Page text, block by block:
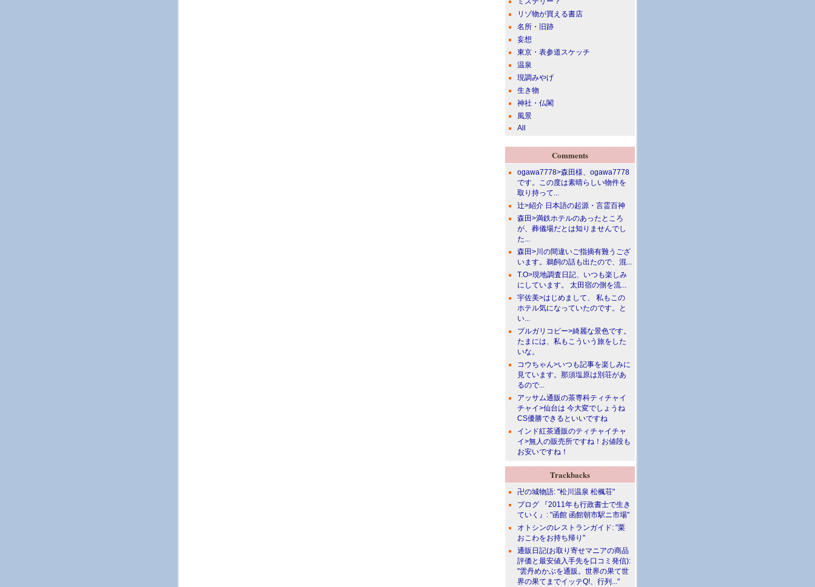
リゾ物が買える書店
名所・旧跡
妄想
東京・表参道スケッチ
温泉
現調みやげ
生き物
神社・仏閣
風景
All
Comments
ogawa7778>森田様、ogawa7778
です。この度は素晴らしい物件を
取り持って...
辻>紹介 日本語の起源・言霊百神
森田>満鉄ホテルのあったところ
が、葬儀場だとは知りませんでし
た...
森田>川の間違いご指摘有難うござ
います。鵜飼の話も出たので、混...
T.O>現地調査日記、いつも楽しみ
にしています。 太田宿の側を流...
宇佐美>はじめまして、 私もこの
ホテル気になっていたのです。と
い...
ブルガリコピー>綺麗な景色です。
たまには、私もこういう旅をした
いな。
コウちゃん>いつも記事を楽しみに
見ています。那須塩原は別荘があ
るので...
アッサム通販の茶専科ティチャイ
チャイ>仙台は 今大変でしょうね
CS優勝できるといいですね
インド紅茶通販のティチャイチャ
イ>無人の販売所ですね！お値段も
お安いですね！
Trackbacks
卍の城物語: "松川温泉 松楓荘"
ブログ 『2011年も行政書士で生き
ていく』: "函館 函館朝市駅ニ市場"
オトシンのレストランガイド: "栗
おこわをお持ち帰り"
通販日記(お取り寄せマニアの商品
評価と最安値入手先を口コミ発信):
"雲丹めかぶを通販。世界の果て世
界の果てまでイッテQ!、行列..."